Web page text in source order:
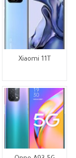
Xiaomi 11T